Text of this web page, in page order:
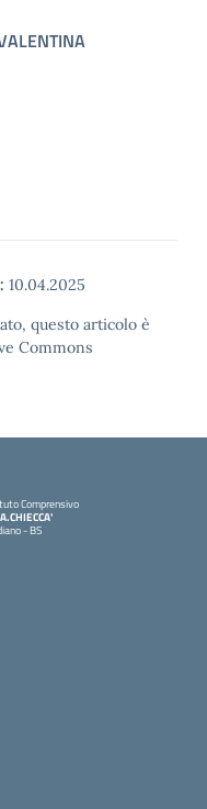
10.04.2025
questo articolo è
Commons
Comprensivo
- BS